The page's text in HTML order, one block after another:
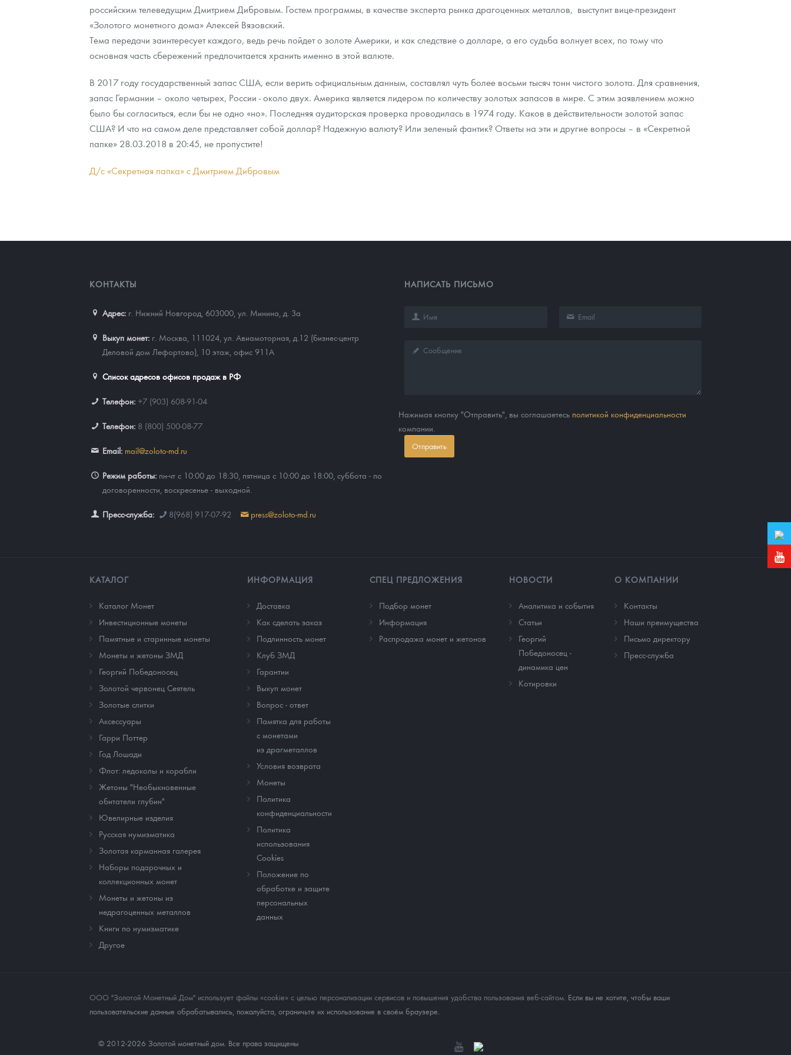
Золотой червонец Сеятель
Аксессуары
Гарри Поттер
Год Лошади
Наборы подарочных и коллекционных монет
Монеты и жетоны из недрагоценных металлов
Книги по нумизматике
Выкуп монет
Выкуп серебряных монет
Памятка для работы с монетами из драгметаллов
Условия возврата
Монеты
Распродажа монет и жетонов
Итоги 2025 года. Прогноз курсов золота, серебра, платины на 2026 год
Cтатьи
Георгий Победоносец - динамика цен
Курс золота и серебра
Скупка слитков
Контакты
Наши преимущества
Письмо директору
Пресс-служба
российским телеведущим Дмитрием Дибровым. Гостем программы, в качестве эксперта рынка драгоценных металлов, выступит вице-президент
«Золотого монетного дома» Алексей Вязовский.
Тема передачи заинтересует каждого, ведь речь пойдет о золоте Америки, и как следствие о долларе, а его судьба волнует всех, по тому что
основная часть сбережений предпочитается хранить именно в этой валюте.
В 2017 году государственный запас США, если верить официальным данным, составлял чуть более восьми тысяч тонн чистого золота. Для сравнения,
запас Германии – около четырех, России - около двух. Америка является лидером по количеству золотых запасов в мире. С этим заявлением можно
было бы согласиться, если бы не одно «но». Последняя аудиторская проверка проводилась в 1974 году. Каков в действительности золотой запас
США? И что на самом деле представляет собой доллар? Надежную валюту? Или зеленый фантик? Ответы на эти и другие вопросы – в «Секретной
папке» 28.03.2018 в 20:45, не пропустите!
Д/с «Секретная папка» с Дмитрием Дибровым
КОНТАКТЫ
Адрес: г. Нижний Новгород, 603000 ул. Минина, д. 3а
Выкуп монет: г. Москва, 111024, ул. Авиамоторная, д.12 (бизнес-центр
Деловой дом Лефортово), 10 этаж, офис 911А
Список адресов офисов продаж в РФ
Телефон: +7 (903) 608-91-04
Телефон: 8 (800) 500-08-77
Email: mail@zoloto-md.ru
Режим работы: пн-чт с 10:00 до 18:30, пятница с 10:00 до 18:00, суббота - по
договоренности, воскресенье - выходной.
Пресс-служба: 8(968) 917-07-92 press@zoloto-md.ru
НАПИСАТЬ ПИСЬМО
Нажимая кнопку "Отправить", вы соглашаетесь политикой конфиденциальности
компании.
Отправить
КАТАЛОГ
Каталог Монет
Инвестиционные монеты
Памятные и старинные монеты
Монеты и жетоны ЗМД
Георгий Победоносец
Золотой червонец Сеятель
Золотые слитки
Аксессуары
Гарри Поттер
Год Лошади
Флот: ледоколы и корабли
Жетоны "Необыкновенные
обитатели глубин"
Ювелирные изделия
Русская нумизматика
Золотая карманная галерея
Наборы подарочных и
коллекционных монет
Монеты и жетоны из
недрагоценных металлов
Книги по нумизматике
Другое
ИНФОРМАЦИЯ
Доставка
Как сделать заказ
Подлинность монет
Клуб ЗМД
Гарантии
Выкуп монет
Вопрос - ответ
Памятка для работы
с монетами
из драгметаллов
Условия возврата
Монеты
Политика
конфиденциальности
Политика
использования
Cookies
Положение по
обработке и защите
персональных
данных
СПЕЦ ПРЕДЛОЖЕНИЯ
Подбор монет
Информация
Распродажа монет и жетонов
НОВОСТИ
Аналитика и события
Cтатьи
Георгий
Победоносец -
динамика цен
Котировки
О КОМПАНИИ
Контакты
Наши преимущества
Письмо директору
Пресс-служба
ООО "Золотой Монетный Дом" использует файлы «cookie» с целью персонализации сервисов и повышения удобства пользования веб-сайтом . Если вы не хотите, чтобы ваши
пользовательские данные обрабатывались, пожалуйста, ограничьте их использование в своём браузере.
© 2012-2026 Золотой монетный дом. Все права защищены